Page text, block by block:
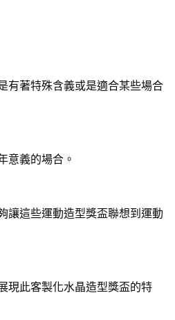
有著特殊含義或是適合某些場合
意義的場合。
讓這些運動造型獎盃聯想到運動
現此客製化水晶造型獎盃的特